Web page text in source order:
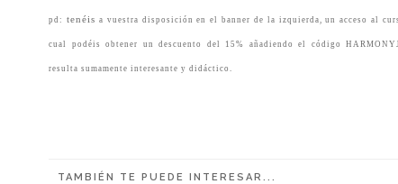
pd:tenéis a vuestra disposición en el banner de la izquierda, un acceso al
cual podéis obtener undescuento del 15% añadiendo el código
resultasumamente interesante y didáctico.
TAMBIÉN TE PUEDE INTERESAR...